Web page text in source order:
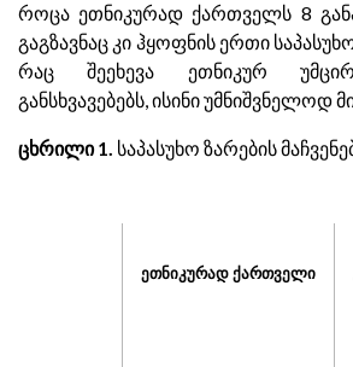
როცა ეთნიკურად ქართველს 8
გაგზავნაც კი ჰყოფნის ერთი
რაც შეეხევა ეთნიკურ
განსხვავებებს, ისინი უმნიშვნელოდ
ცხრილი 1. საპასუხო ზარების
ეთნიკურად ქართველი